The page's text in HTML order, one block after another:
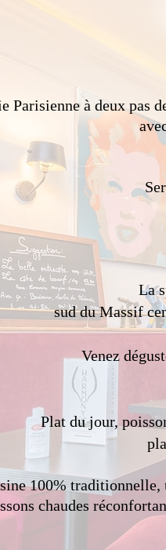
Parisienne à deux pas
La
sud du Massif
Venez
​Plat du jour,
100% traditionnelle,
chaudes